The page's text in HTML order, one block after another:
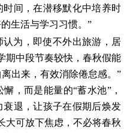
间，在潜移默化中培养时
生活与学习习惯。”
为，即使不外出旅游，居
期中段节奏较快，春秋假能
出来，有效消除倦怠感。”
，而是能量的“蓄水池”，
退，让孩子在假期后焕发
大可放下焦虑，不必将春秋